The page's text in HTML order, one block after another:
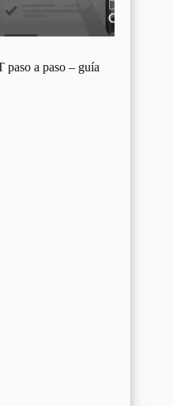
paso a paso – guía